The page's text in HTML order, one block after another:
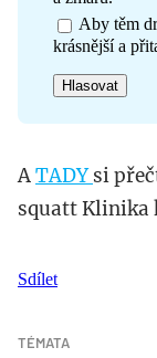
Aby těm
krásnější a
ATADYsi
squatt Klinika
Sdílet
TÉMATA